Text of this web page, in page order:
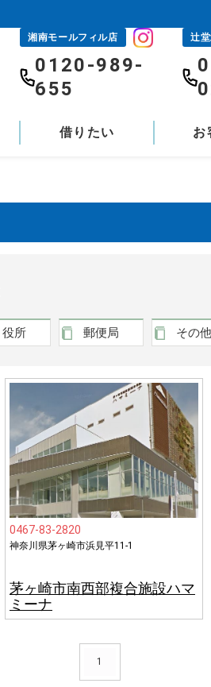
湘南モールフィル店
0120-989-
655
辻
借りたい お
役所 郵便局 その
0467-83-2820
神奈川県茅ヶ崎市浜見平11-1
茅ヶ崎市南西部複合施設ハマ
ミーナ
1